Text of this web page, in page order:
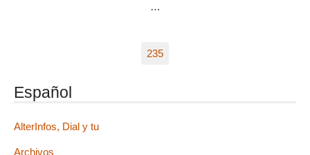
…
235
Español
AlterInfos, Dial y tu
Archivos